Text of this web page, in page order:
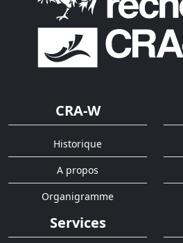
CRA-W
Historique
A propos
Organigramme
Services